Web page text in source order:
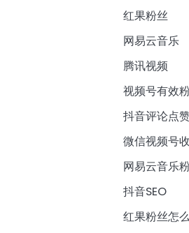
红果粉丝
网易云音乐
腾讯视频
视频号有效
抖音评论点
微信视频号
网易云音乐
抖音SEO
红果粉丝怎